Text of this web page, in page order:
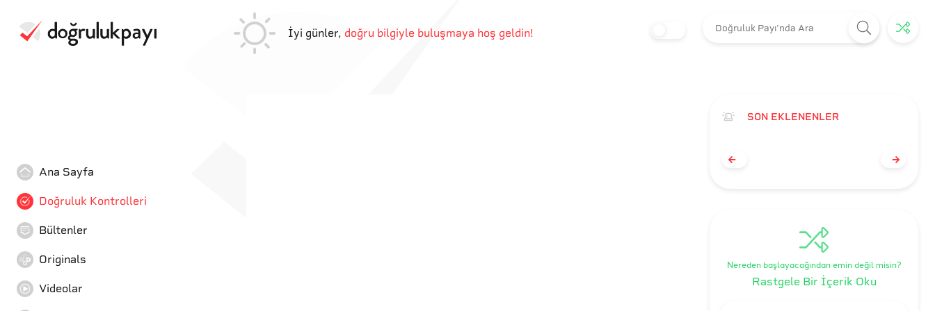
İyi günler, doğru bilgiyle buluşmaya hoş geldin!
Ana Sayfa
Doğruluk Kontrolleri
Bültenler
Originals
Videolar
SON EKLENENLER
Nereden başlayacağından emin değil misin?
Rastgele Bir İçerik Oku